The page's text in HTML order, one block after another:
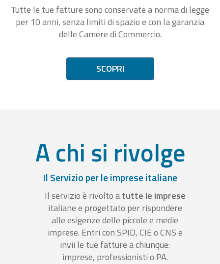
Tutte le tue fatture sono conservate a norma di legge
per 10 anni, senza limiti di spazio e con la garanzia
delle Camere di Commercio.
SCOPRI
A chi si rivolge
Il Servizio per le imprese italiane
Il servizio è rivolto atutte le imprese
italiane e progettato per rispondere
alle esigenze delle piccole e medie
imprese. Entri con SPID, CIE o CNS e
invii le tue fatture a chiunque:
imprese, professionisti o PA.